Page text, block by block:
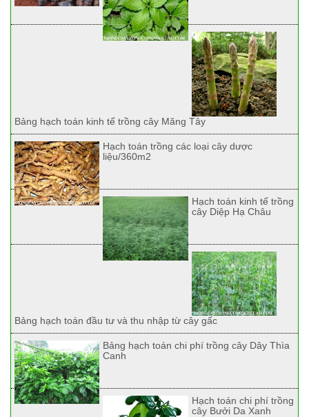
Bảng hạch toán kinh tế trồng cây Măng Tây
Hạch toán trồng các loại cây dược
liệu/360m2
Hạch toán kinh tế trồng
cây Diệp Hạ Châu
Bảng hạch toán đầu tư và thu nhập từ cây gấc
Bảng hạch toán chi phí trồng cây Dây Thìa
Canh
Hạch toán chi phí trồng
cây Bưởi Da Xanh